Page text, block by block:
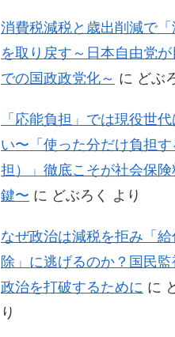
消費税減税と歳出削減で「
を取り戻す～日本自由党
での国政政党化～ に どぶ
「応能負担」では現役世
い〜「使った分だけ負担
担）」徹底こそが社会保
鍵〜 に どぶろく より
なぜ政治は減税を拒み「
除」に逃げるのか？国民
政治を打破するために に
り